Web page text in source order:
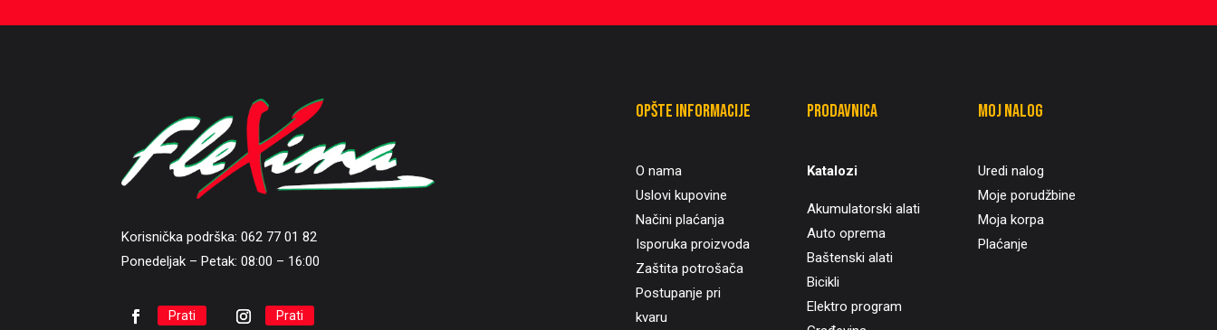
Korisnička podrška: 062 77 01 82
Ponedeljak – Petak: 08:00 – 16:00
Prati Prati
Opšte informacije
O nama
Uslovi kupovine
Načini plaćanja
Isporuka proizvoda
Zaštita potrošača
Postupanje pri
kvaru
Prodavnica
Katalozi
Akumulatorski alati
Auto oprema
Baštenski alati
Bicikli
Elektro program
Moj nalog
Uredi nalog
Moje porudžbine
Moja korpa
Plaćanje